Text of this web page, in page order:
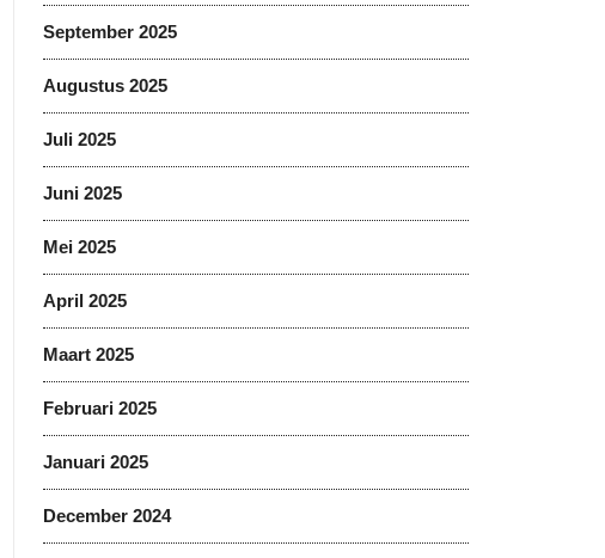
September 2025
Augustus 2025
Juli 2025
Juni 2025
Mei 2025
April 2025
Maart 2025
Februari 2025
Januari 2025
December 2024